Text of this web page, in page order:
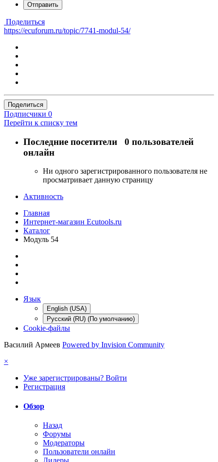
Отправить
Поделиться
https://ecuforum.ru/topic/7741-modul-54/
Поделиться
Подписчики 0
Перейти к списку тем
Последние посетители 0 пользователей
онлайн
Ни одного зарегистрированного пользователя не
просматривает данную страницу
Активность
Главная
Интернет-магазин Ecutools.ru
Каталог
Модуль 54
Язык
English (USA)
Русский (RU) (По умолчанию)
Cookie-файлы
Василий Армеев Powered by Invision Community
×
Уже зарегистрированы? Войти
Регистрация
Обзор
Назад
Форумы
Модераторы
Пользователи онлайн
Лидеры